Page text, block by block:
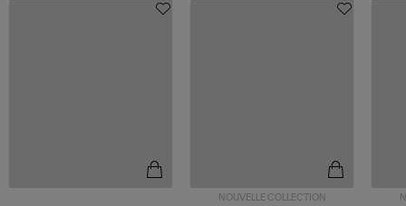
NOUVELLE COLLECTION